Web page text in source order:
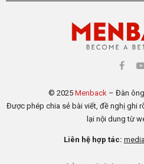
© 2025 Menback – Đàn
Được phép chia sẻ bài viết, đề nghị ghi
lại nội dung từ
Liên hệ hợp tác: